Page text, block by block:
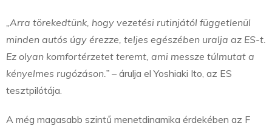
„Arra törekedtünk, hogy vezetési rutinjától függetlenül
minden autós úgy érezze, teljes egészében uralja az ES-t.
Ez olyan komfortérzetet teremt, ami messze túlmutat a
kényelmes rugózáson.” – árulja el Yoshiaki Ito, az ES
tesztpilótája.
A még magasabb szintű menetdinamika érdekében az F